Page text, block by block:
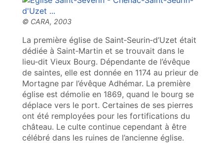
La première église de Saint‑Seurin‑d’Uzet était
dédiée à Saint‑Martin et se trouvait dans le
lieu‑dit Vieux Bourg. Dépendante de l’évêque
de saintes, elle est donnée en 1174 au prieur de
Mortagne par l’évêque Adhémar. La première
église est démolie en 1869, quand le bourg se
déplace vers le port. Certaines de ses pierres
ont été remployées pour les fortifications du
château. Le culte continue cependant à être
célébré dans les ruines de l’ancienne église.